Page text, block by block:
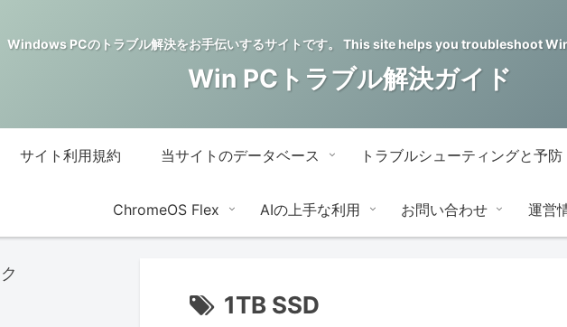
Windows PCのトラブル解決をお手伝いするサイトです。 This site helps you troubleshoot
Win PCトラブル解決ガイド
サイト利用規約 当サイトのデータベース トラブルシューティングと予防
ChromeOS Flex AIの上手な利用 お問い合わせ 運営
1TB SSD